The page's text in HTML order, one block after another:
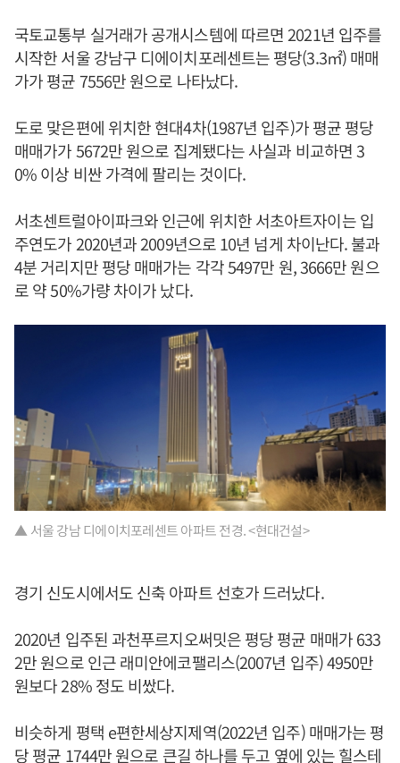
국토교통부 실거래가 공개시스템에 따르면 2021년 입주를
시작한 서울 강남구 디에이치포레센트는 평당(3.3㎡) 매매
가가 평균 7556만 원으로 나타났다.
도로 맞은편에 위치한 현대4차(1987년 입주)가 평균 평당
매매가가 5672만 원으로 집계됐다는 사실과 비교하면 3
0% 이상 비싼 가격에 팔리는 것이다.
서초센트럴아이파크와 인근에 위치한 서초아트자이는 입
주연도가 2020년과 2009년으로 10년 넘게 차이난다. 불과
4분 거리지만 평당 매매가는 각각 5497만 원, 3666만 원으
로 약 50%가량 차이가 났다.
▲ 서울 강남 디에이치포레센트 아파트 전경. <현대건설>
경기 신도시에서도 신축 아파트 선호가 드러났다.
2020년 입주된 과천푸르지오써밋은 평당 평균 매매가 633
2만 원으로 인근 래미안에코팰리스(2007년 입주) 4950만
원보다 28% 정도 비쌌다.
비슷하게 평택 e편한세상지제역(2022년 입주) 매매가는 평
당 평균 1744만 원으로 큰길 하나를 두고 옆에 있는 힐스테